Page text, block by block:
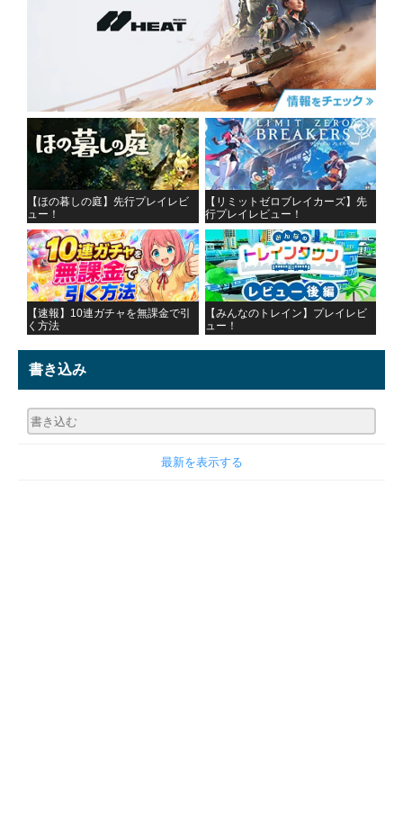
【ほの暮しの庭】先行プレイレビ
ュー！
【リミットゼロブレイカーズ】先
行プレイレビュー！
【速報】10連ガチャを無課金で引
く方法
【みんなのトレイン】プレイレビ
ュー！
書き込み
最新を表示する